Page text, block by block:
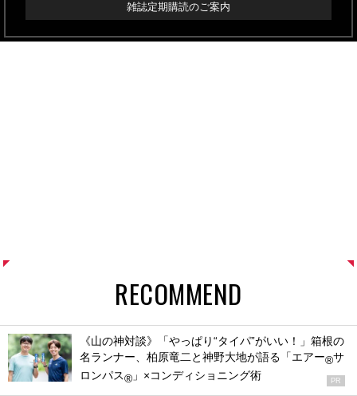
雑誌定期購読のご案内
RECOMMEND
《山の神対談》「やっぱり“タイパ”がいい！」箱根の
名ランナー、柏原竜二と神野大地が語る「エアー®サ
ロンパス® 」×コンディショニング術 PR